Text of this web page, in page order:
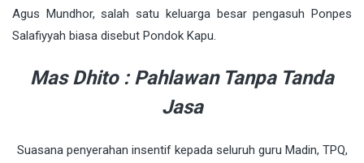
Agus Mundhor, salah satu keluarga besar pengasuh Ponpes
Salafiyyah biasa disebut Pondok Kapu.
Mas Dhito : Pahlawan Tanpa Tanda
Jasa
Suasana penyerahan insentif kepada seluruh guru Madin, TPQ,